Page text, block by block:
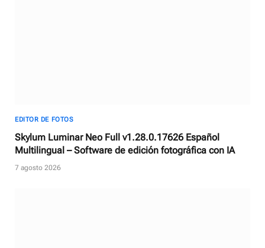
EDITOR DE FOTOS
Skylum Luminar Neo Full v1.28.0.17626 Español
Multilingual – Software de edición fotográfica con IA
7 agosto 2026